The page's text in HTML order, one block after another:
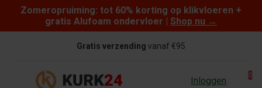
Skip to content
Zomeropruiming: tot 60% korting op klikvloeren +
gratis Alufoam ondervloer | Shop nu →
Gratis verzending vanaf €95
Inloggen 0